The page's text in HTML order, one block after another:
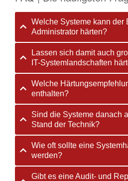
Welche Systeme kann der
Administrator härten?
Lassen sich damit auch
IT-Systemlandschaften
Welche
enthalten?
Sind die Systeme danach
Stand der Technik?
Wie oft sollte eine
werden?
Gibt es eine Audit- und